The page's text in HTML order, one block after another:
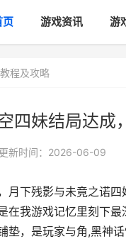
页 游戏资讯 游
程及攻略
四妹结局达成
更新时间：2026-06-09
月下残影与未竟之诺
在我游戏记忆里刻下
垫，是玩家与角,黑神